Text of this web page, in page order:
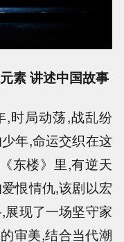
素 讲述中国故事
,时局动荡,战乱纷
年,命运交织在这
东楼》里,有逆天
恨情仇,该剧以宏
现了一场坚守家
审美,结合当代潮